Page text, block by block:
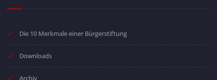
Die 10 Merkmale einer Bürgerstiftung
Downloads
Archiv